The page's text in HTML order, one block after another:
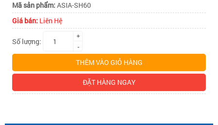
Mã sản phẩm: ASIA-SH60
Giá bán: Liên Hệ
Số lượng:
+
-
THÊM VÀO GIỎ HÀNG
ĐẶT HÀNG NGAY